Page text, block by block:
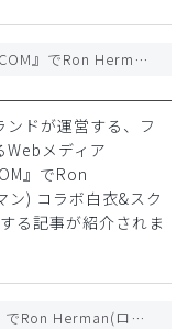
『FASHIONSNAP.COM』でRon Herman(ロンハーマン) コラボ白衣&スクラブ第3弾登場に関する記事が紹介されました
ドが運営する、フ
Webメディア
』でRon
) コラボ白衣&スク
る記事が紹介されま
『fashion press』でRon Herman(ロンハーマン) コラボ白衣&スクラブ第3弾登場に関する記事が紹介されました